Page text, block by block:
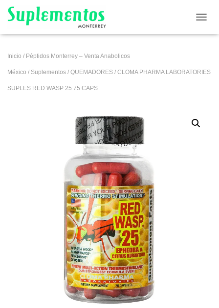
Inicio / Péptidos Monterrey – Venta Anabolicos
México / Suplementos / QUEMADORES / CLOMA PHARMA LABORATORIES
SUPLES RED WASP 25 75 CAPS